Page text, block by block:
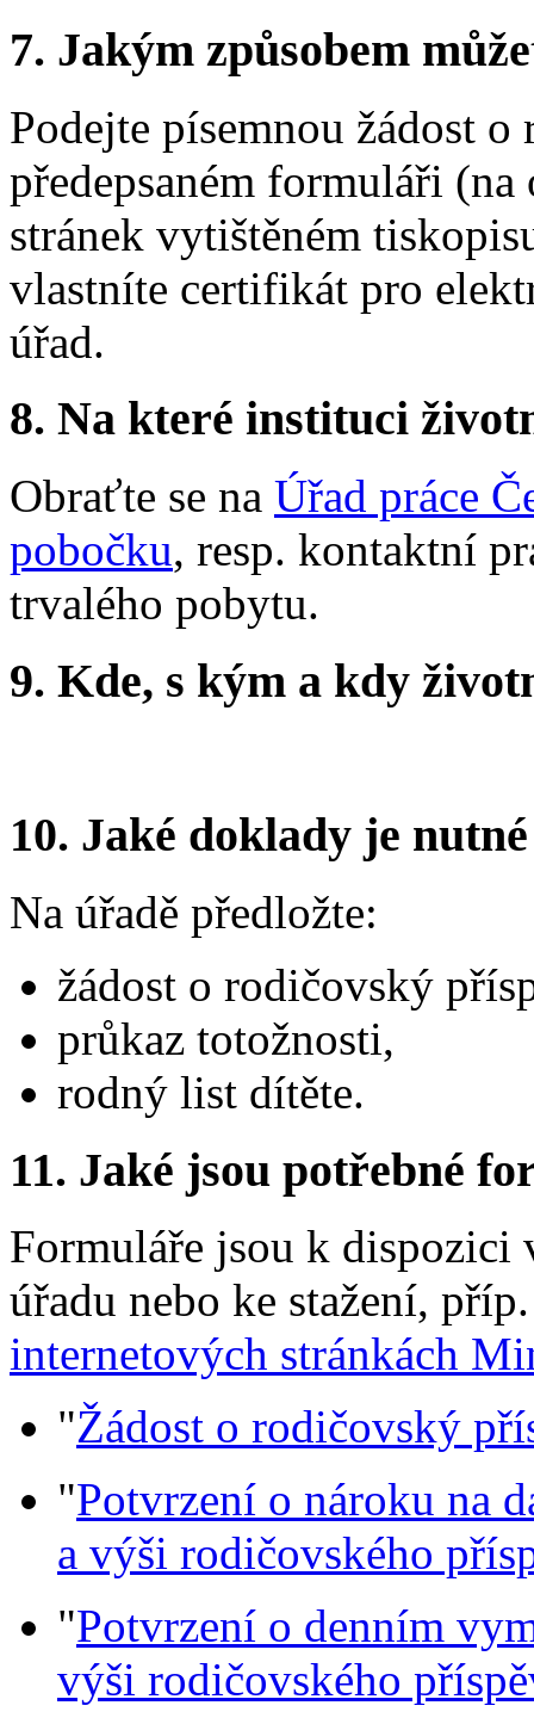
7. Jakým způsobem
Podejte písemnou žádost
předepsaném formuláři
stránek vytištěném
vlastníte certifikát pro
úřad.
8. Na které instituci
Obraťte se na Úřad práce
pobočku, resp. kontaktní
trvalého pobytu.
9. Kde, s kým a kdy
10. Jaké doklady je
Na úřadě předložte:
žádost o rodičovský
průkaz totožnosti,
rodný list dítěte.
11. Jaké jsou potřebné
Formuláře jsou k dispozici
úřadu nebo ke stažení,
internetových stránkách
"Žádost o rodičovský
"Potvrzení o nároku na
a výši rodičovského
"Potvrzení o denním
výši rodičovského